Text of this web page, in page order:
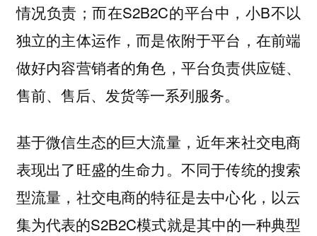
情况负责；而在S2B2C的平台中，小B不以
独立的主体运作，而是依附于平台，在前端
做好内容营销者的角色，平台负责供应链、
售前、售后、发货等一系列服务。
基于微信生态的巨大流量，近年来社交电商
表现出了旺盛的生命力。不同于传统的搜索
型流量，社交电商的特征是去中心化，以云
集为代表的S2B2C模式就是其中的一种典型